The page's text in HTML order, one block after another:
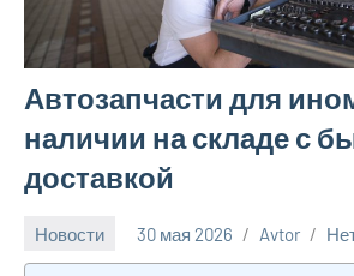
Автозапчасти для
наличии на складе с
доставкой
Новости 30 мая 2026 Avtor